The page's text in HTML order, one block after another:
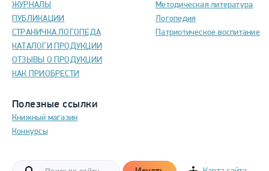
ЖУРНАЛЫ
ПУБЛИКАЦИИ
СТРАНИЧКА ЛОГОПЕДА
КАТАЛОГИ ПРОДУКЦИИ
ОТЗЫВЫ О ПРОДУКЦИИ
КАК ПРИОБРЕСТИ
Полезные ссылки
Книжный магазин
Конкурсы
Методическая литература
Логопедия
Патриотическое воспитание